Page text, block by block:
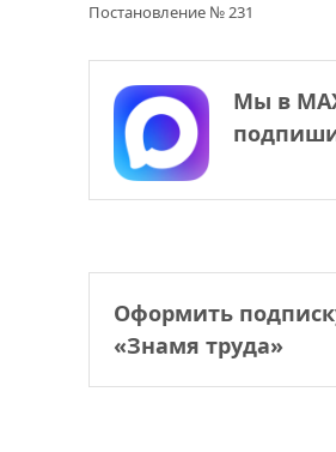
Постановление № 231
Мы в
Оформить
«Знамя труда»